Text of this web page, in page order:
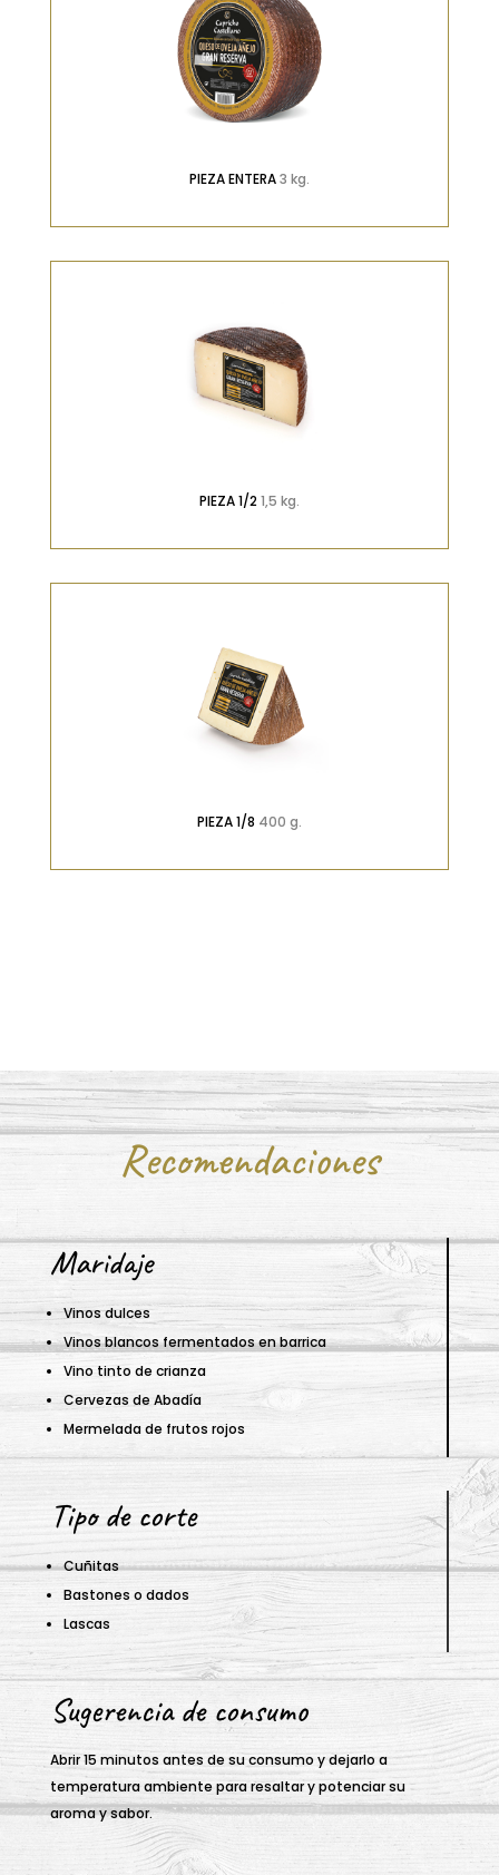
PIEZA ENTERA3 kg.
PIEZA 1/21,5 kg.
PIEZA 1/8 400 g.
Recomendaciones
Maridaje
Vinos dulces
Vinos blancos fermentados en barrica
Vino tinto de crianza
Cervezas de Abadía
Mermelada de frutos rojos
Tipo de corte
Cuñitas
Bastones o dados
Lascas
Sugerencia de consumo
Abrir 15 minutos antes de su consumo y dejarlo a
temperatura ambiente para resaltar y potenciar su
aroma y sabor.